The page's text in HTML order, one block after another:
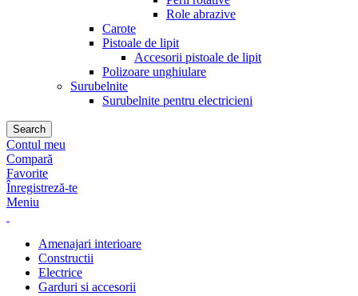
Role abrazive
Carote
Pistoale de lipit
Accesorii pistoale de lipit
Polizoare unghiulare
Surubelnite
Surubelnite pentru electricieni
Search
Contul meu
Compară
Favorite
Înregistreză-te
Meniu
Amenajari interioare
Constructii
Electrice
Garduri si accesorii